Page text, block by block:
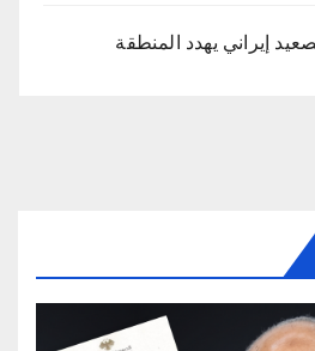
إيراني يهدد المنطقة